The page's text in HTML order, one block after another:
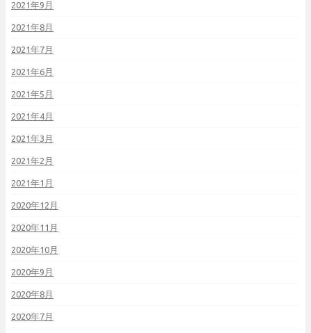
2021年9月
2021年8月
2021年7月
2021年6月
2021年5月
2021年4月
2021年3月
2021年2月
2021年1月
2020年12月
2020年11月
2020年10月
2020年9月
2020年8月
2020年7月